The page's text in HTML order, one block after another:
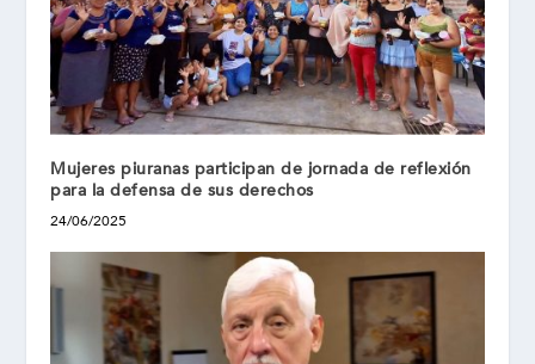
Mujeres piuranas participan de jornada de reflexión
para la defensa de sus derechos
24/06/2025